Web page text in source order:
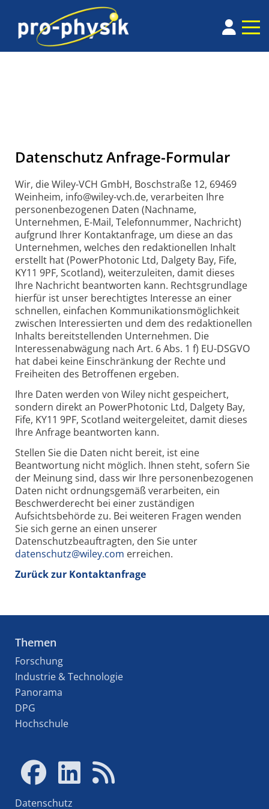
Datenschutz Anfrage-Formular
Wir, die Wiley-VCH GmbH, Boschstraße 12, 69469
Weinheim, info@wiley-vch.de, verarbeiten Ihre
personenbezogenen Daten (Nachname,
Unternehmen, E-Mail, Telefonnummer, Nachricht)
aufgrund Ihrer Kontaktanfrage, um diese an das
Unternehmen, welches den redaktionellen Inhalt
erstellt hat (PowerPhotonic Ltd, Dalgety Bay, Fife,
KY11 9PF, Scotland), weiterzuleiten, damit dieses
Ihre Nachricht beantworten kann. Rechtsgrundlage
hierfür ist unser berechtigtes Interesse an einer
schnellen, einfachen Kommunikationsmöglichkeit
zwischen Interessierten und dem des redaktionellen
Inhalts bereitstellenden Unternehmen. Die
Interessenabwägung nach Art. 6 Abs. 1 f) EU-DSGVO
hat dabei keine Einschränkung der Rechte und
Freiheiten des Betroffenen ergeben.
Ihre Daten werden von Wiley nicht gespeichert,
sondern direkt an PowerPhotonic Ltd, Dalgety Bay,
Fife, KY11 9PF, Scotland weitergeleitet, damit dieses
Ihre Anfrage beantworten kann.
Stellen Sie die Daten nicht bereit, ist eine
Beantwortung nicht möglich. Ihnen steht, sofern Sie
der Meinung sind, dass wir Ihre personenbezogenen
Daten nicht ordnungsgemäß verarbeiten, ein
Beschwerderecht bei einer zuständigen
Aufsichtsbehörde zu. Bei weiteren Fragen wenden
Sie sich gerne an einen unserer
Datenschutzbeauftragten, den Sie unter
datenschutz@wiley.com erreichen.
Zurück zur Kontaktanfrage
Themen
Forschung
Industrie & Technologie
Panorama
DPG
Hochschule
Datenschutz